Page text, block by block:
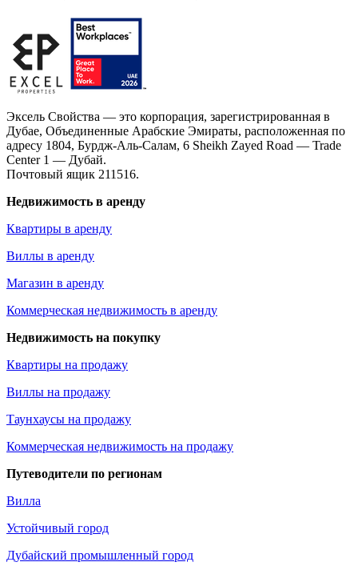
Эксель Свойства — это корпорация, зарегистрированная в
Дубае, Объединенные Арабские Эмираты, расположенная по
адресу 1804, Бурдж-Аль-Салам, 6 Sheikh Zayed Road — Trade
Center 1 — Дубай.
Почтовый ящик 211516.
Недвижимость в аренду
Квартиры в аренду
Виллы в аренду
Магазин в аренду
Коммерческая недвижимость в аренду
Недвижимость на покупку
Квартиры на продажу
Виллы на продажу
Таунхаусы на продажу
Коммерческая недвижимость на продажу
Путеводители по регионам
Вилла
Устойчивый город
Дубайский промышленный город